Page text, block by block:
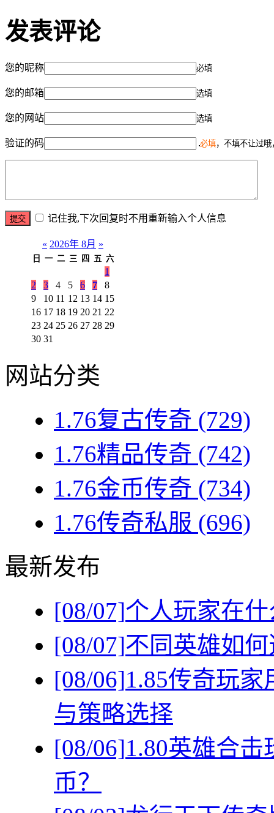
发表评论
您的昵称 必填
您的邮箱 选填
您的网站 选填
验证的码 必填，不填不让过
记住我,下次回复时不用重新输入个人信息
« 2026年 8月 »
日 一 二 三 四 五 六
1
2
3 4 5 6 7
8
9
10 11 12 13 14 15
16 17 18 19 20 21 22
23 24 25 26 27 28 29
30 31
网站分类
1.76复古传奇 (729)
1.76精品传奇 (742)
1.76金币传奇 (734)
1.76传奇私服 (696)
最新发布
[08/07]个人玩家在
[08/07]不同英雄如
[08/06]1.85传奇玩
与策略选择
[08/06]1.80英雄合
币？